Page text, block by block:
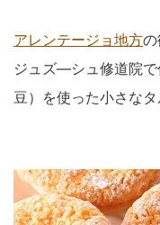
アレンテージョ地方
ジュズ―シュ修道院で
豆）を使った小さなタ